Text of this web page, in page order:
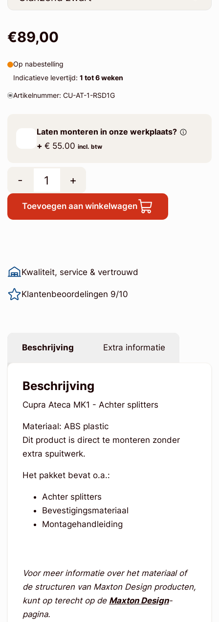
€89,00
Op nabestelling
Indicatieve levertijd: 1 tot 6 weken
Artikelnummer: CU-AT-1-RSD1G
Laten monteren in onze werkplaats?
+ € 55.00 incl. btw
- +
Toevoegen aan winkelwagen
Kwaliteit, service & vertrouwd
Klantenbeoordelingen 9/10
Beschrijving Extra informatie
Beschrijving
Cupra Ateca MK1 - Achter splitters
Materiaal: ABS plastic
Dit product is direct te monteren zonder
extra spuitwerk.
Het pakket bevat o.a.:
Achter splitters
Bevestigingsmateriaal
Montagehandleiding
Voor meer informatie over het materiaal of
de structuren van Maxton Design producten,
kunt op terecht op de Maxton Design-
pagina.